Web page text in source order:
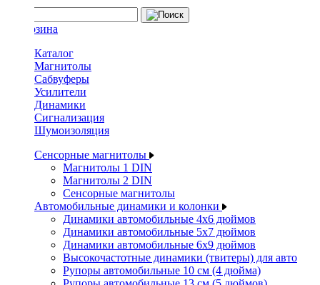
Каталог
Магнитолы
Сабвуферы
Усилители
Динамики
Сигнализация
Шумоизоляция
Сенсорные магнитолы
Магнитолы 1 DIN
Магнитолы 2 DIN
Сенсорные магнитолы
Автомобильные динамики и колонки
Динамики автомобильные 4x6 дюймов
Динамики автомобильные 5x7 дюймов
Динамики автомобильные 6x9 дюймов
Высокочастотные динамики (твитеры) для авто
Рупоры автомобильные 10 см (4 дюйма)